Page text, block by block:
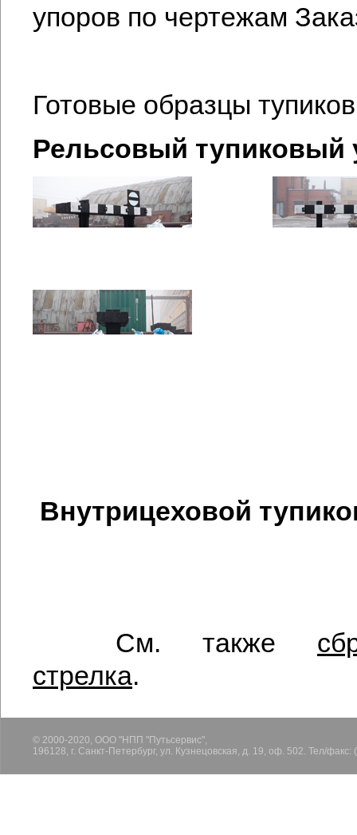
упоров по чертежам
Готовые образцы
Рельсовый тупиковый
Внутрицеховой
См. также
стрелка.
© 2000-2020, ООО "НПП "Путьсервис",
196128, г. Санкт-Петербург, ул. Кузнецовская, д. 19, оф. 502. Тел/